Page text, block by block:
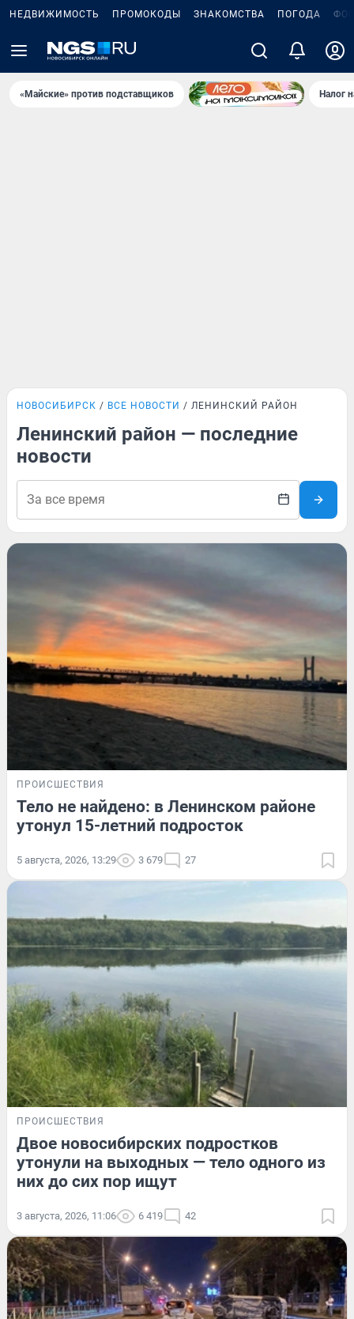
НЕДВИЖИМОСТЬ ПРОМОКОДЫ ЗНАКОМСТВА ПОГОДА
«Майские» против подставщиков Налог
НОВОСИБИРСК ВСЕ НОВОСТИ ЛЕНИНСКИЙ РАЙОН
Ленинский район — последние
новости
ПРОИСШЕСТВИЯ
Тело не найдено: в Ленинском районе
утонул 15-летний подросток
5 августа, 2026, 13:29 3 679 27
ПРОИСШЕСТВИЯ
Двое новосибирских подростков
утонули на выходных — тело одного из
них до сих пор ищут
3 августа, 2026, 11:06 6 419 42